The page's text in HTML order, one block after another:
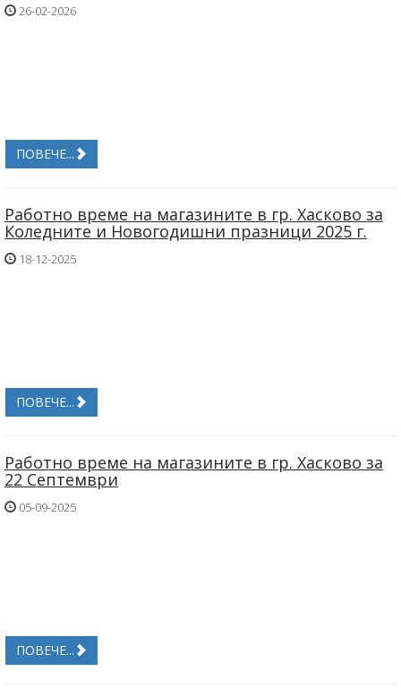
26-02-2026
ПОВЕЧЕ...
Работно време на магазините в гр. Хасково за
Коледните и Новогодишни празници 2025 г.
18-12-2025
ПОВЕЧЕ...
Работно време на магазините в гр. Хасково за
22 Септември
05-09-2025
ПОВЕЧЕ...